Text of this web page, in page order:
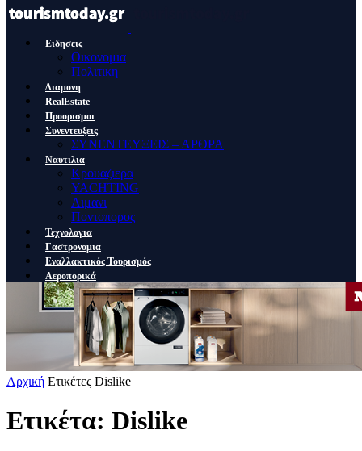
Ειδησεις
Οικονομια
Πολιτικη
Διαμονη
RealEstate
Προορισμοι
Συνεντευξεις
ΣΥΝΕΝΤΕΥΞΕΙΣ – ΑΡΘΡΑ
Ναυτιλια
Κρουαζιερα
YACHTING
Λιμανι
Ποντοπορος
Τεχνολογια
Γαστρονομια
Εναλλακτικός Τουρισμός
Αεροπορικά
Αρχική Ετικέτες Dislike
Ετικέτα: Dislike